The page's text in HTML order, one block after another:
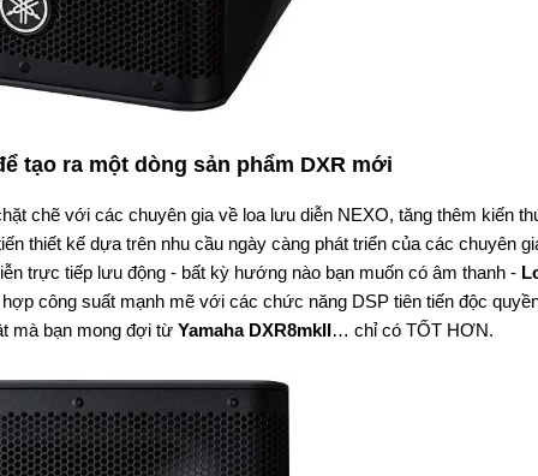
tạo ra một dòng sản phẩm DXR mới
chẽ với các chuyên gia về loa lưu diễn NEXO, tăng thêm kiến
thiết kế dựa trên nhu cầu ngày càng phát triển của các chuyên
trực tiếp lưu động - bất kỳ hướng nào bạn muốn có âm thanh -
công suất mạnh mẽ với các chức năng DSP tiên tiến độc
mà bạn mong đợi từ Yamaha DXR8mkII… chỉ có TỐT HƠN.